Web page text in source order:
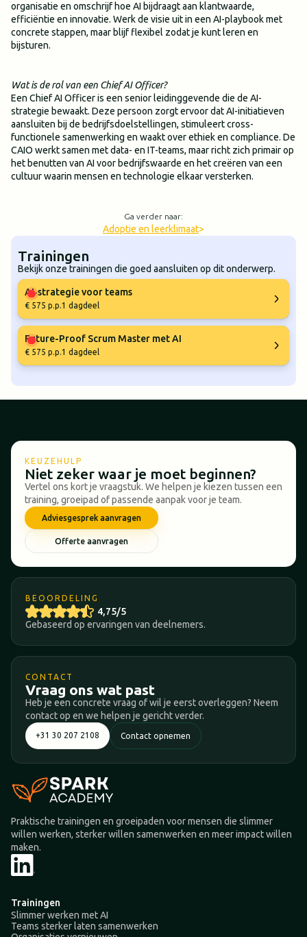
organisatie en omschrijf hoe AI bijdraagt aan klantwaarde,
efficiëntie en innovatie. Werk de visie uit in een AI-playbook met
concrete stappen, maar blijf flexibel zodat je kunt leren en
bijsturen.
Wat is de rol van een Chief AI Officer?
Een Chief AI Officer is een senior leidinggevende die de AI-
strategie bewaakt. Deze persoon zorgt ervoor dat AI-initiatieven
aansluiten bij de bedrijfsdoelstellingen, stimuleert cross-
functionele samenwerking en waakt over ethiek en compliance. De
CAIO werkt samen met data- en IT-teams, maar richt zich primair op
het benutten van AI voor bedrijfswaarde en het creëren van een
cultuur waarin mensen en technologie elkaar versterken.
Ga verder naar:
Adoptie en leerklimaat>
Trainingen
Bekijk onze trainingen die goed aansluiten op dit onderwerp.
AI‑strategie voor teams
€ 575 p.p.1 dagdeel
Future-Proof Scrum Master met AI
€ 575 p.p.1 dagdeel
KEUZEHULP
Niet zeker waar je moet beginnen?
Vertel ons kort je vraagstuk. We helpen je kiezen tussen een
training, groeipad of passende aanpak voor je team.
Adviesgesprek aanvragen
Offerte aanvragen
BEOORDELING
4,75/5
Gebaseerd op ervaringen van deelnemers.
CONTACT
Vraag ons wat past
Heb je een concrete vraag of wil je eerst overleggen? Neem
contact op en we helpen je gericht verder.
+31 30 207 2108 Contact opnemen
Praktische trainingen en groeipaden voor mensen die slimmer
willen werken, sterker willen samenwerken en meer impact willen
maken.
Trainingen
Slimmer werken met AI
Teams sterker laten samenwerken